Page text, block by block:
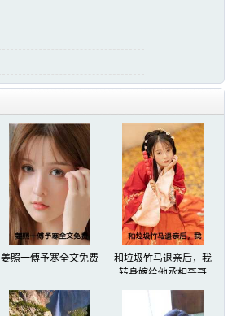
姜照一傅予寒全文免费
和垃圾竹马退亲后，我
转身嫁给他丞相哥哥